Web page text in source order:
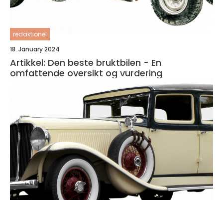
redaktionel
18. January 2024
Artikkel: Den beste bruktbilen - En
omfattende oversikt og vurdering